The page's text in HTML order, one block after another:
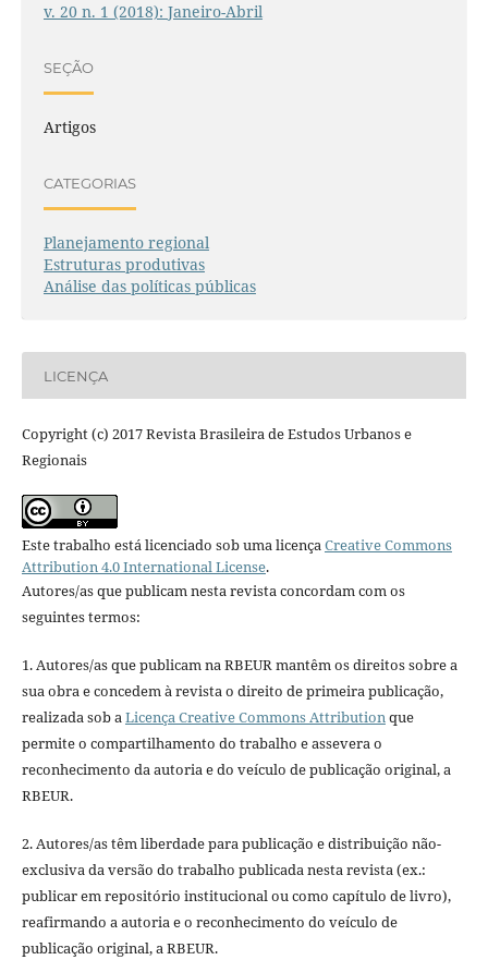
v. 20 n. 1 (2018): Janeiro-Abril
SEÇÃO
Artigos
CATEGORIAS
Planejamento regional
Estruturas produtivas
Análise das políticas públicas
LICENÇA
Copyright (c) 2017 Revista Brasileira de Estudos Urbanos e
Regionais
Este trabalho está licenciado sob uma licençaCreative Commons
Attribution 4.0 International License.
Autores/as que publicam nesta revista concordam com os
seguintes termos:
1. Autores/as que publicam na RBEUR mantêm os direitos sobre a
sua obra e concedem à revista o direito de primeira publicação,
realizada sob aLicença Creative Commons Attributionque
permite o compartilhamento do trabalho e assevera o
reconhecimento da autoria e do veículo de publicação original, a
RBEUR.
2. Autores/as têm liberdade para publicação e distribuição não-
exclusiva da versão do trabalho publicada nesta revista (ex.:
publicar em repositório institucional ou como capítulo de livro),
reafirmando a autoria e o reconhecimento do veículo de
publicação original, a RBEUR.